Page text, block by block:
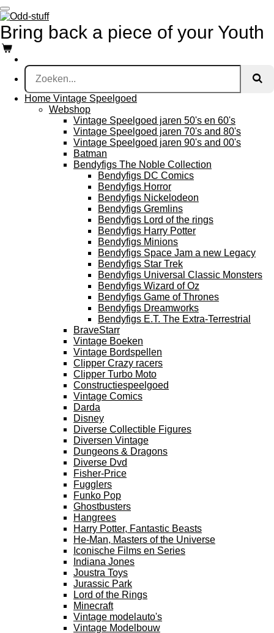
Ga
direct
naar
de
hoofdinhoud
Bring back a piece of your Youth
Home Vintage Speelgoed
Webshop
Vintage Speelgoed jaren 50's en 60's
Vintage Speelgoed jaren 70's and 80's
Vintage Speelgoed jaren 90's and 00's
Batman
Bendyfigs The Noble Collection
Bendyfigs DC Comics
Bendyfigs Horror
Bendyfigs Nickelodeon
Bendyfigs Gremlins
Bendyfigs Lord of the rings
Bendyfigs Harry Potter
Bendyfigs Minions
Bendyfigs Space Jam a new Legacy
Bendyfigs Star Trek
Bendyfigs Universal Classic Monsters
Bendyfigs Wizard of Oz
Bendyfigs Game of Thrones
Bendyfigs Dreamworks
Bendyfigs E.T. The Extra-Terrestrial
BraveStarr
Vintage Boeken
Vintage Bordspellen
Clipper Crazy racers
Clipper Turbo Moto
Constructiespeelgoed
Vintage Comics
Darda
Disney
Diverse Collectible Figures
Diversen Vintage
Dungeons & Dragons
Diverse Dvd
Fisher-Price
Fugglers
Funko Pop
Ghostbusters
Hangrees
Harry Potter, Fantastic Beasts
He-Man, Masters of the Universe
Iconische Films en Series
Indiana Jones
Joustra Toys
Jurassic Park
Lord of the Rings
Minecraft
Vintage modelauto's
Vintage Modelbouw